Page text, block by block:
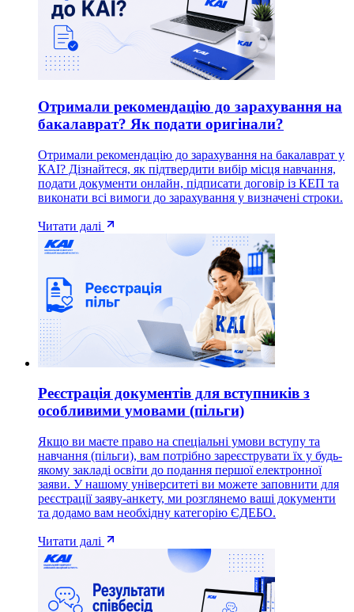
Отримали рекомендацію до зарахування на
бакалаврат? Як подати оригінали?
Отримали рекомендацію до зарахування на бакалаврат у
КАІ? Дізнайтеся, як підтвердити вибір місця навчання,
подати документи онлайн, підписати договір із КЕП та
виконати всі вимоги до зарахування у визначені строки.
Читати далі
Реєстрація документів для вступників з
особливими умовами (пільги)
Якщо ви маєте право на спеціальні умови вступу та
навчання (пільги), вам потрібно зареєструвати їх у будь-
якому закладі освіти до подання першої електронної
заяви. У нашому університеті ви можете заповнити для
реєстрації заяву-анкету, ми розглянемо ваші документи
та додамо вам необхідну категорію ЄДЕБО.
Читати далі